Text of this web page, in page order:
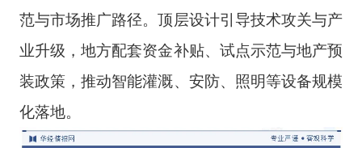
范与市场推广路径。顶层设计引导技术攻关与产
业升级，地方配套资金补贴、试点示范与地产预
装政策，推动智能灌溉、安防、照明等设备规模
化落地。